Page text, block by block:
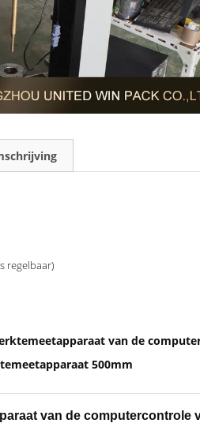
regelbaar)
van de
500mm
van de computercontrole